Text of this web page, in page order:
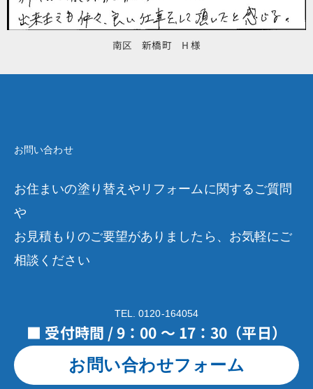
南区 新橋町 H 様
お問い合わせ
お住まいの塗り替えやリフォームに関するご質問
や
お見積もりのご要望がありましたら、お気軽にご
相談ください
TEL. 0120-164054
■ 受付時間 / 9：00 ～ 17：30（平日）
お問い合わせフォーム